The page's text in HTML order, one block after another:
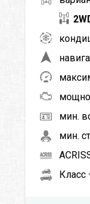
мин.
мин.
Класс